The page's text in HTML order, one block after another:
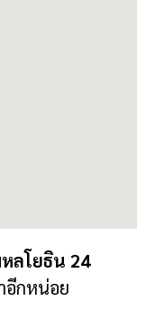
ลโยธิน 24
อีกหน่อย